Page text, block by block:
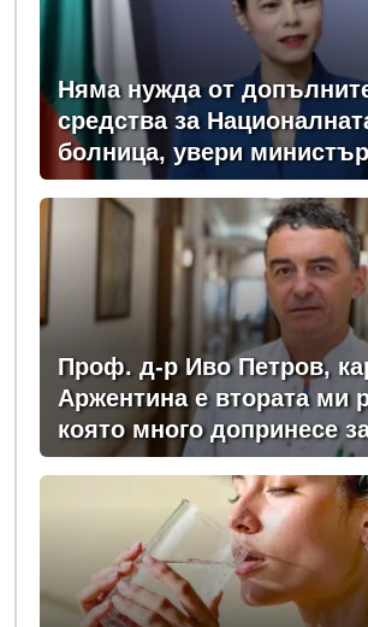
Няма нужда от
средства за
болница, увери
Ивкова
Проф. д-р Иво Петров,
Аржентина е втората ми
която много допринесе
професионално развитие